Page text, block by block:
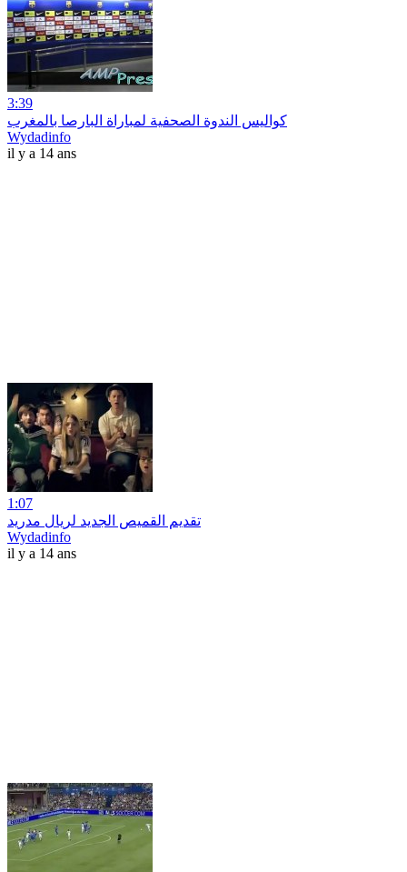
3:39
كواليس الندوة الصحفية لمباراة البارصا بالمغرب
Wydadinfo
il y a 14 ans
1:07
تقديم القميص الجديد لريال مدريد
Wydadinfo
il y a 14 ans